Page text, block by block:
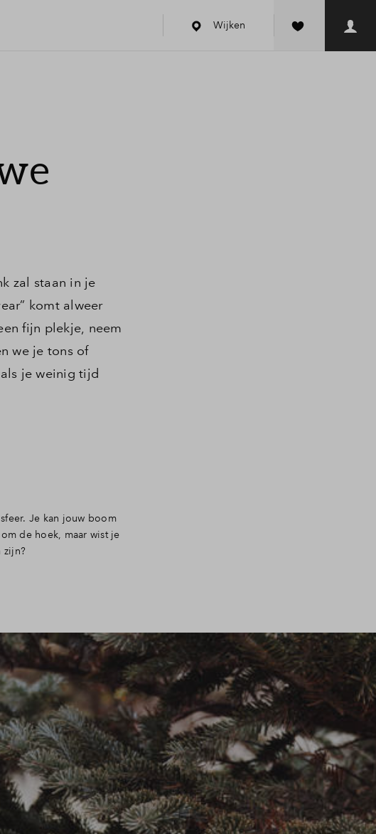
Wijken
zal staan in je
komt alweer
fijn plekje, neem
we je tons of
je weinig tijd
zijn?